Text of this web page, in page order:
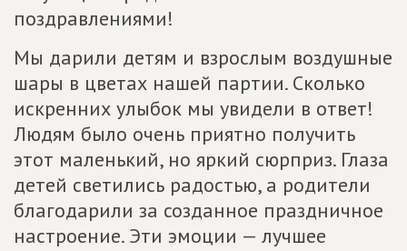
поздравлениями!
Мы дарили детям и взрослым воздушные
шары в цветах нашей партии. Сколько
искренних улыбок мы увидели в ответ!
Людям было очень приятно получить
этот маленький, но яркий сюрприз. Глаза
детей светились радостью, а родители
благодарили за созданное праздничное
настроение. Эти эмоции — лучшее